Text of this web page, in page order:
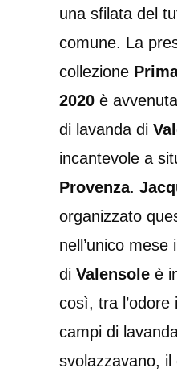
una sfilata del
comune. La
collezione
2020 è
di lavanda di
incantevole a
Provenza.
organizzato
nell’unico mese
di Valensole è
così, tra l’odore
campi di
svolazzavano, il